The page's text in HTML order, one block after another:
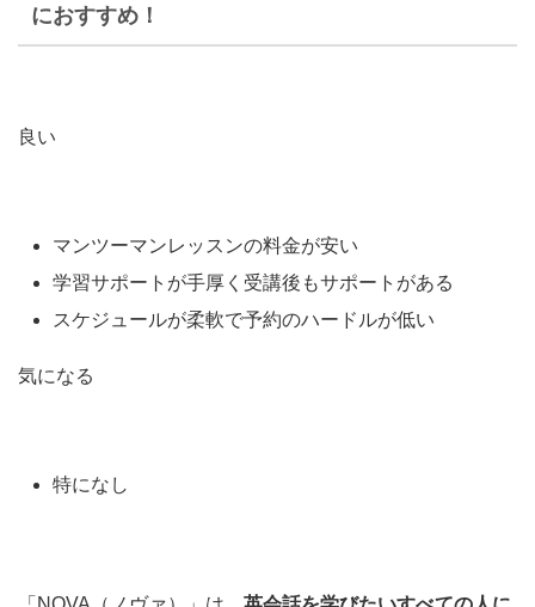
におすすめ！
良い
マンツーマンレッスンの料金が安い
学習サポートが手厚く受講後もサポートがある
スケジュールが柔軟で予約のハードルが低い
気になる
特になし